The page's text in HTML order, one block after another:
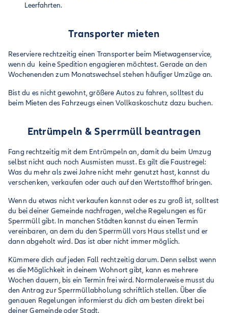
Leerfahrten.
Transporter mieten
Reserviere rechtzeitig einen Transporter beim Mietwagenservice,
wenn du keine Spedition engagieren möchtest. Gerade an den
Wochenenden zum Monatswechsel stehen häufiger Umzüge an.
Bist du es nicht gewohnt, größere Autos zu fahren, solltest du
beim Mieten des Fahrzeugs einen Vollkaskoschutz dazu buchen.
Entrümpeln & Sperrmüll beantragen
Fang rechtzeitig mit dem Entrümpeln an, damit du beim Umzug
selbst nicht auch noch Ausmisten musst. Es gilt die Faustregel:
Was du mehr als zwei Jahre nicht mehr genutzt hast, kannst du
verschenken, verkaufen oder auch auf den Wertstoffhof bringen.
Wenn du etwas nicht verkaufen kannst oder es zu groß ist, solltest
du bei deiner Gemeinde nachfragen, welche Regelungen es für
Sperrmüll gibt. In manchen Städten kannst du einen Termin
vereinbaren, an dem du den Sperrmüll vors Haus stellst und er
dann abgeholt wird. Das ist aber nicht immer möglich.
Kümmere dich auf jeden Fall rechtzeitig darum. Denn selbst wenn
es die Möglichkeit in deinem Wohnort gibt, kann es mehrere
Wochen dauern, bis ein Termin frei wird. Normalerweise musst du
den Antrag zur Sperrmüllabholung schriftlich stellen. Über die
genauen Regelungen informierst du dich am besten direkt bei
deiner Gemeinde oder Stadt.